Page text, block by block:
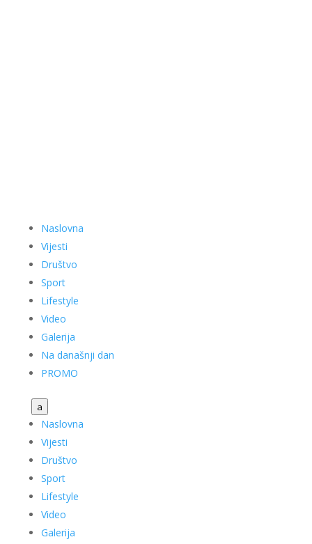
Naslovna
Vijesti
Društvo
Sport
Lifestyle
Video
Galerija
Na današnji dan
PROMO
a
Naslovna
Vijesti
Društvo
Sport
Lifestyle
Video
Galerija